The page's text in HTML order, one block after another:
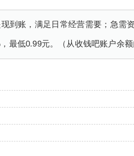
到账，满足日常经营需要；急需
最低0.99元。（从收钱吧账户余额